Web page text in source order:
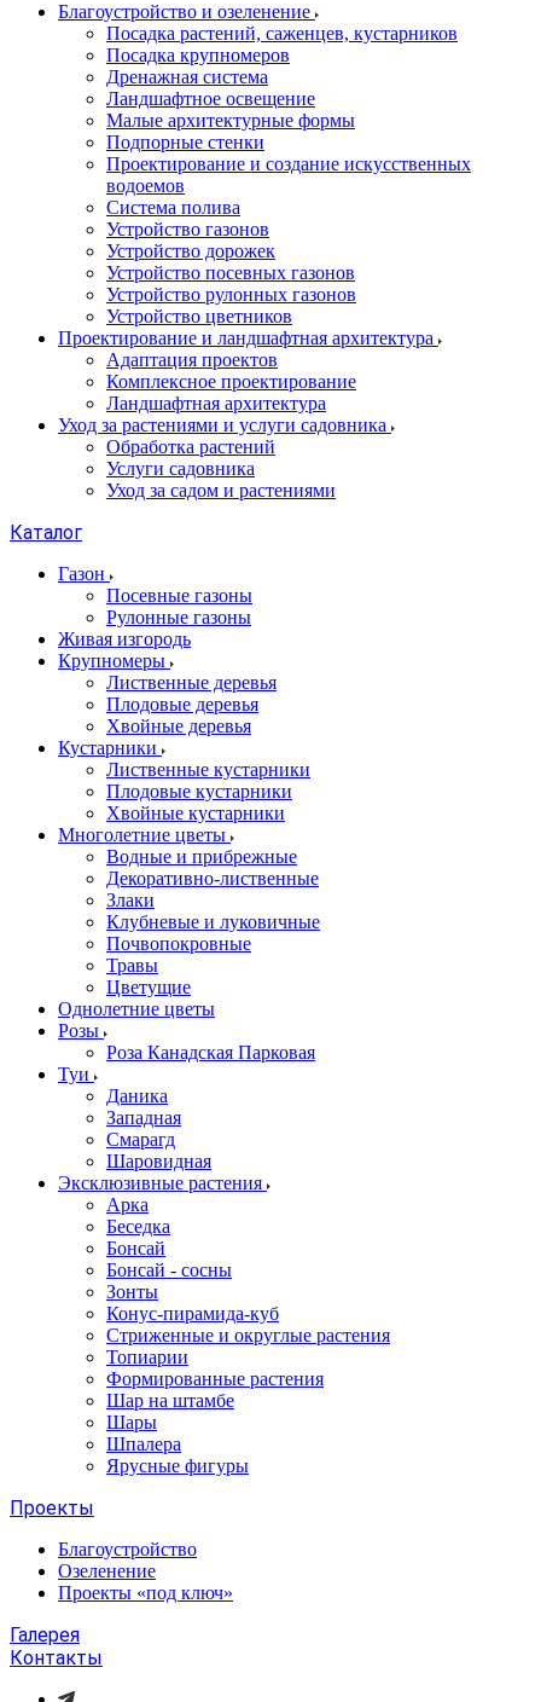
Благоустройство и озеленение
Посадка растений, саженцев, кустарников
Посадка крупномеров
Дренажная система
Ландшафтное освещение
Малые архитектурные формы
Подпорные стенки
Проектирование и создание искусственных
водоемов
Система полива
Устройство газонов
Устройство дорожек
Устройство посевных газонов
Устройство рулонных газонов
Устройство цветников
Проектирование и ландшафтная архитектура
Адаптация проектов
Комплексное проектирование
Ландшафтная архитектура
Уход за растениями и услуги садовника
Обработка растений
Услуги садовника
Уход за садом и растениями
Каталог
Газон
Посевные газоны
Рулонные газоны
Живая изгородь
Крупномеры
Лиственные деревья
Плодовые деревья
Хвойные деревья
Кустарники
Лиственные кустарники
Плодовые кустарники
Хвойные кустарники
Многолетние цветы
Водные и прибрежные
Декоративно-лиственные
Злаки
Клубневые и луковичные
Почвопокровные
Травы
Цветущие
Однолетние цветы
Розы
Роза Канадская Парковая
Туи
Даника
Западная
Смарагд
Шаровидная
Эксклюзивные растения
Арка
Беседка
Бонсай
Бонсай - сосны
Зонты
Конус-пирамида-куб
Стриженные и округлые растения
Топиарии
Формированные растения
Шар на штамбе
Шары
Шпалера
Ярусные фигуры
Проекты
Благоустройство
Озеленение
Проекты «под ключ»
Галерея
Контакты